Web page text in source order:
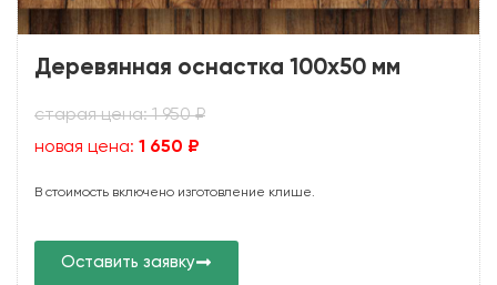
Деревянная оснастка 100х50 мм
старая цена: 1 950 ₽
новая цена: 1 650 ₽
В стоимость включено изготовление клише.
Оставить заявку